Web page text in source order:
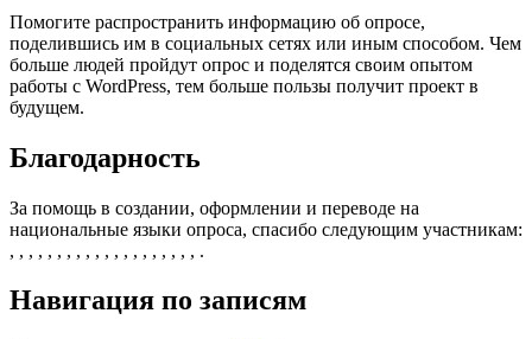
Помогите распространить информацию об опросе,
поделившись им в социальных сетях или иным способом. Чем
больше людей пройдут опрос и поделятся своим опытом
работы с WordPress, тем больше пользы получит проект в
будущем.
Благодарность
За помощь в создании, оформлении и переводе на
национальные языки опроса, спасибо следующим участникам:
, , , , , , , , , , , , , , , , , , , , .
Навигация по записям